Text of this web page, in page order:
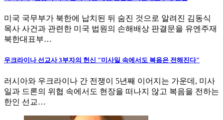
미국 국무부가 북한에 납치된 뒤 숨진 것으로 알려진 김동식
목사 사건과 관련한 미국 법원의 손해배상 판결문을 유엔주재
북한대표부…
우크라이나 선교사 3부자의 헌신 "미사일 속에서도 복음은 전해진다"
러시아와 우크라이나 간 전쟁이 5년째 이어지는 가운데, 미사
일과 드론의 위협 속에서도 현장을 떠나지 않고 복음을 전하는
한인 선교…